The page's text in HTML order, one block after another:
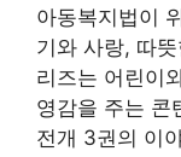
아동복지법이
기와 사랑, 따
리즈는 어린이
영감을 주는 콘
전개 3권의 이